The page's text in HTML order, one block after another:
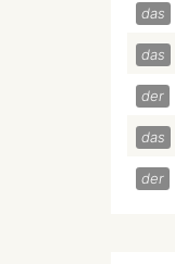
das
das
der
das
der